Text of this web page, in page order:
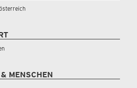
MENSCHEN